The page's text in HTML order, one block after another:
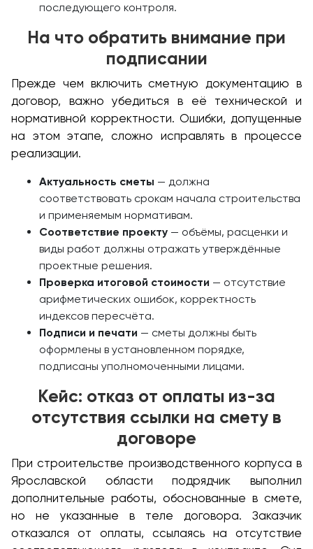
последующего контроля.
На что обратить внимание при
подписании
Прежде чем включить сметную документацию в
договор, важно убедиться в её технической и
нормативной корректности. Ошибки, допущенные
на этом этапе, сложно исправлять в процессе
реализации.
Актуальность сметы — должна
соответствовать срокам начала строительства
и применяемым нормативам.
Соответствие проекту — объёмы, расценки и
виды работ должны отражать утверждённые
проектные решения.
Проверка итоговой стоимости — отсутствие
арифметических ошибок, корректность
индексов пересчёта.
Подписи и печати — сметы должны быть
оформлены в установленном порядке,
подписаны уполномоченными лицами.
Кейс: отказ от оплаты из-за
отсутствия ссылки на смету в
договоре
При строительстве производственного корпуса в
Ярославской области подрядчик выполнил
дополнительные работы, обоснованные в смете,
но не указанные в теле договора. Заказчик
отказался от оплаты, ссылаясь на отсутствие